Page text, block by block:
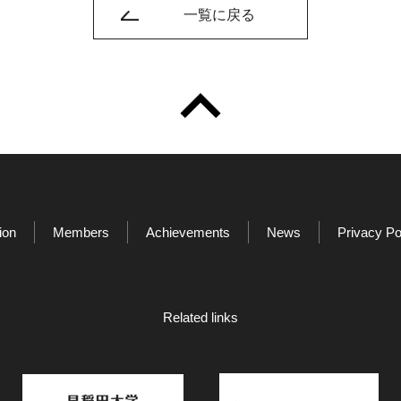
一覧に戻る
Members Achievements News Privacy
Related links